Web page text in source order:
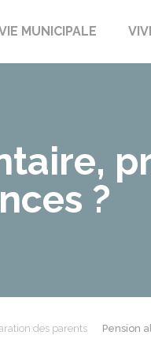
sur-Meu
MUNICIPALE
?
des parents
Pension